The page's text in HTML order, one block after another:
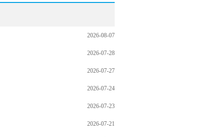
2026-08-07
2026-07-28
2026-07-27
2026-07-24
2026-07-23
2026-07-21